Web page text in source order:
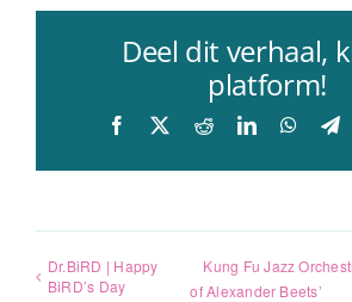
Deel dit verhaal,
platform!
Facebook RedditLinkedIn
Dr.BiRD | Happy
BiRD’s Day
Kung Fu Jazz
of Alexander Beets’